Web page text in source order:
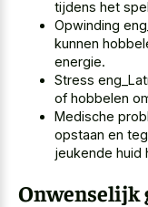
tijdens het
Opwinding
kunnen
energie.
Stress
of hobbelen
Medische
opstaan en
jeukende huid
Onwenselijk